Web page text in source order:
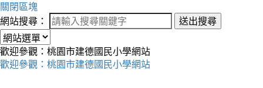
關閉區塊
網站搜尋：
送出搜尋
歡迎參觀：桃園市建德國民小學網站
歡迎參觀：桃園市建德國民小學網站